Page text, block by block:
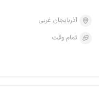
آذربایجان غربی
تمام وقت